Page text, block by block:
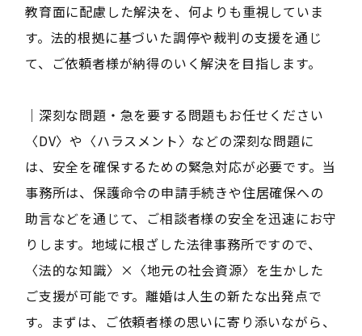
教育面に配慮した解決を、何よりも重視していま
す。法的根拠に基づいた調停や裁判の支援を通じ
て、ご依頼者様が納得のいく解決を目指します。
｜深刻な問題・急を要する問題もお任せください
〈DV〉や〈ハラスメント〉などの深刻な問題に
は、安全を確保するための緊急対応が必要です。当
事務所は、保護命令の申請手続きや住居確保への
助言などを通じて、ご相談者様の安全を迅速にお守
りします。地域に根ざした法律事務所ですので、
〈法的な知識〉×〈地元の社会資源〉を生かした
ご支援が可能です。離婚は人生の新たな出発点で
す。まずは、ご依頼者様の思いに寄り添いながら、